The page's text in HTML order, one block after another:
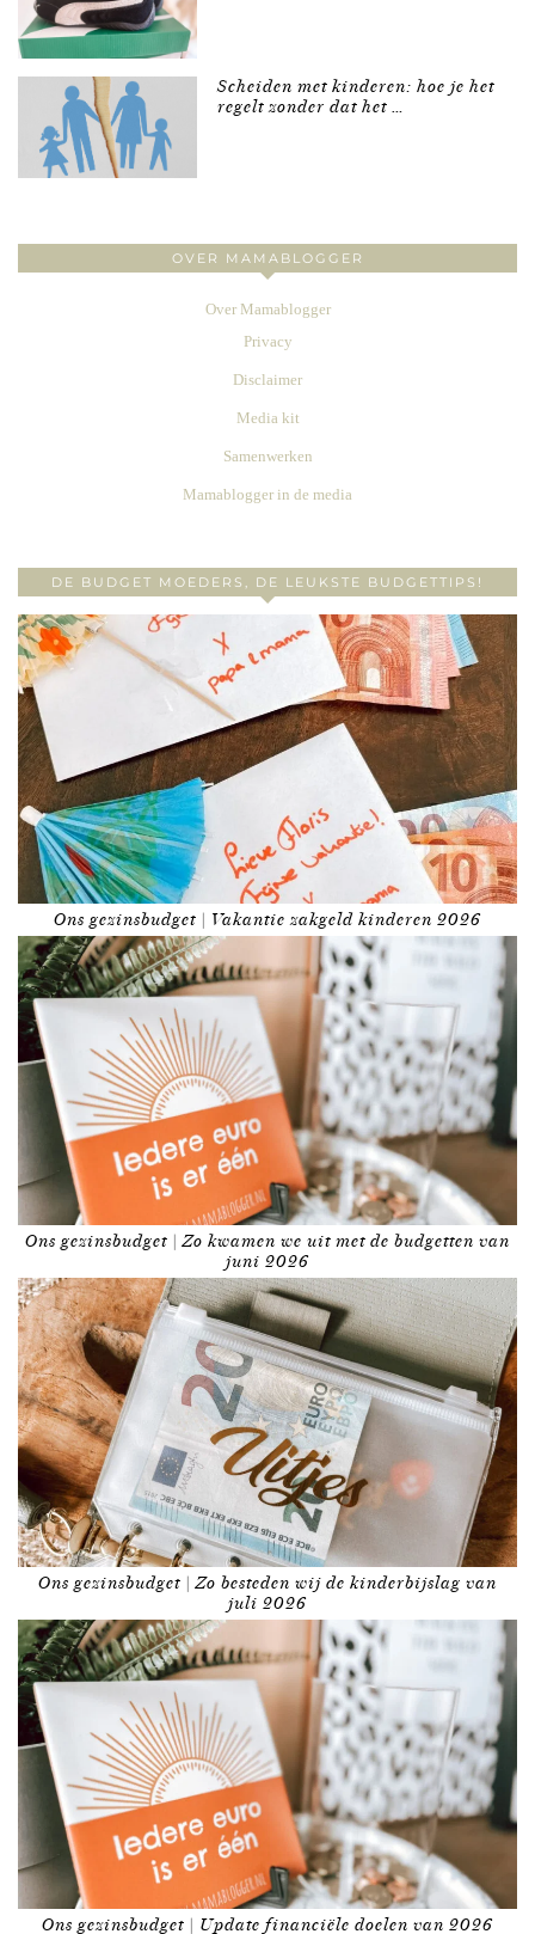
Scheiden met kinderen: hoe je het
regelt zonder dat het …
OVER MAMABLOGGER
Over Mamablogger
Privacy
Disclaimer
Media kit
Samenwerken
Mamablogger in de media
DE BUDGET MOEDERS, DE LEUKSTE BUDGETTIPS!
Ons gezinsbudget | Vakantie zakgeld kinderen 2026
Ons gezinsbudget | Zo kwamen we uit met de budgetten van
juni 2026
Ons gezinsbudget | Zo besteden wij de kinderbijslag van
juli 2026
Ons gezinsbudget | Update financiële doelen van 2026